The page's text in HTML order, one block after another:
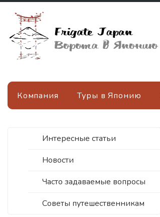
Компания Туры в Японию
Интересные статьи
Новости
Часто задаваемые вопросы
Советы путешественникам